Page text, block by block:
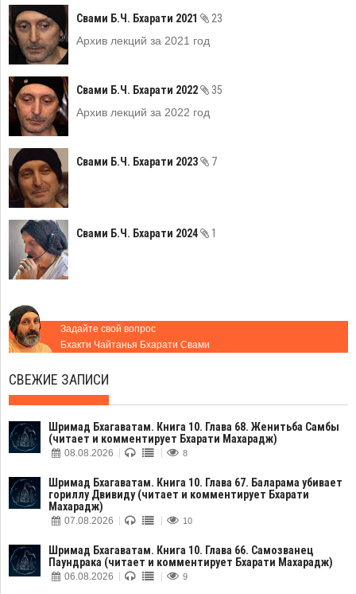
Свами Б.Ч. Бхарати 2021
23
Архив лекций за 2021 год
Свами Б.Ч. Бхарати 2022
35
Архив лекций за 2022 год
Свами Б.Ч. Бхарати 2023 7
Свами Б.Ч. Бхарати 2024 1
Задайте свой вопрос
Бхакти Чайтанья Бхарати Свами
СВЕЖИЕ ЗАПИСИ
Шримад Бхагаватам. Книга 10. Глава 68. Женитьба Самбы
(читает и комментирует Бхарати Махарадж)
08.08.2026 8
Шримад Бхагаватам. Книга 10. Глава 67. Баларама убивает
гориллу Двивиду (читает и комментирует Бхарати
Махарадж)
07.08.2026 10
Шримад Бхагаватам. Книга 10. Глава 66. Самозванец
Паундрака (читает и комментирует Бхарати Махарадж)
06.08.2026 9